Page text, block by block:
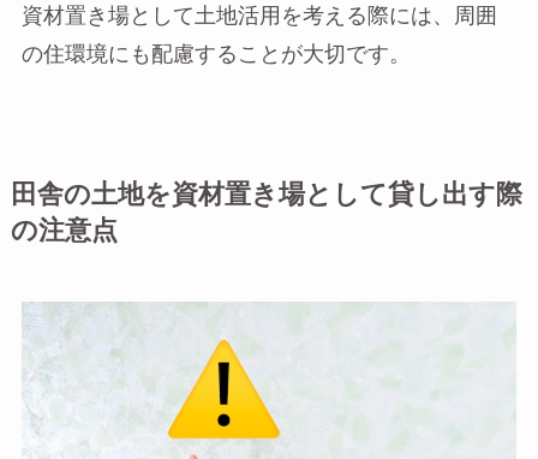
資材置き場として土地活用を考える際には、周囲
の住環境にも配慮することが大切です。
田舎の土地を資材置き場として貸し出す際
の注意点